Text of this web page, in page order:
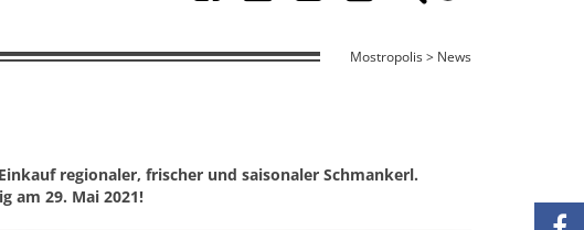
Mostropolis > News
regionaler, frischer und saisonaler Schmankerl.
am 29. Mai 2021!